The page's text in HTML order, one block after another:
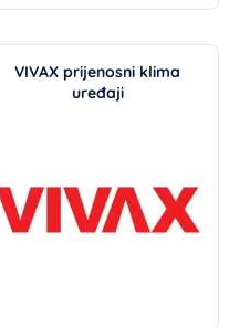
VIVAX prijenosni klima
uređaji